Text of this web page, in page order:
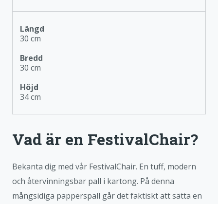
Vad är en FestivalChair?
Bekanta dig med vår FestivalChair. En tuff, modern
och återvinningsbar pall i kartong. På denna
mångsidiga papperspall går det faktiskt att sätta en
Längd
30 cm
Bredd
30 cm
Höjd
34 cm